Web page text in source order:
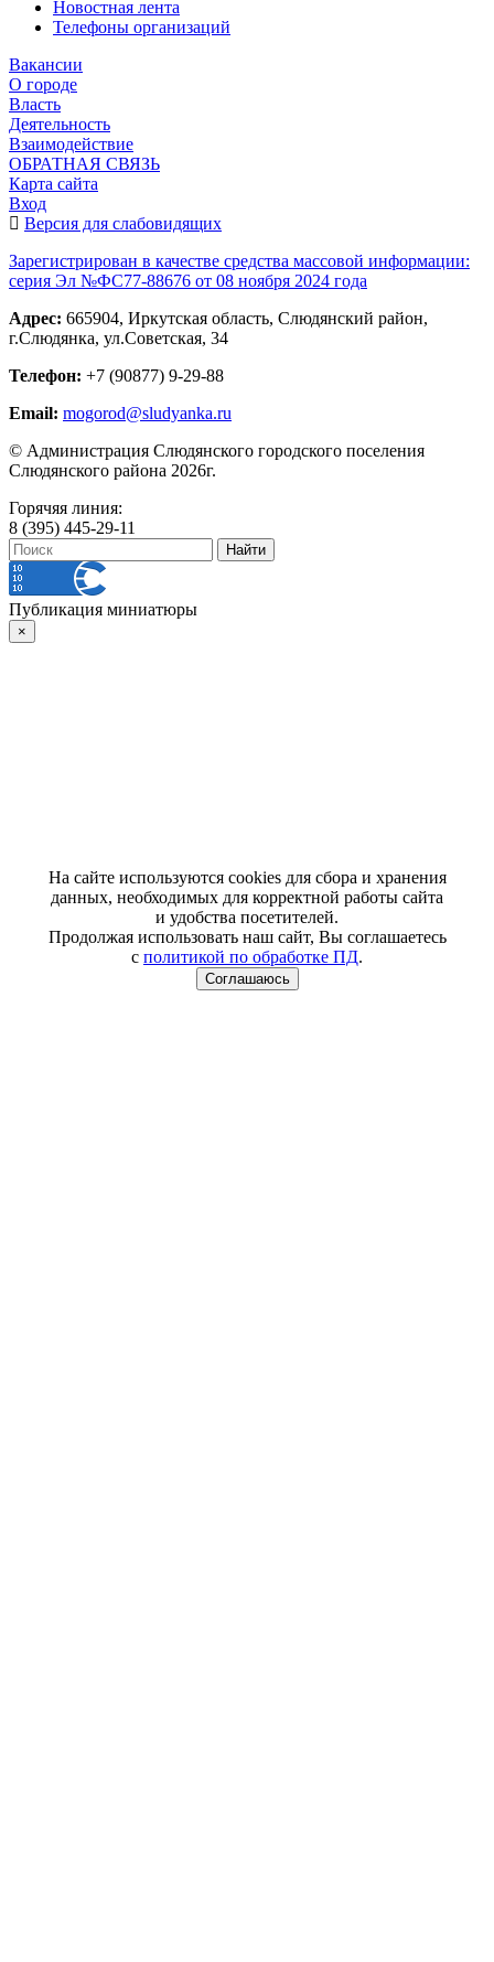
Новостная лента
Телефоны организаций
Вакансии
О городе
Власть
Деятельность
Взаимодействие
ОБРАТНАЯ СВЯЗЬ
Карта сайта
Вход
Версия для слабовидящих
Зарегистрирован в качестве средства массовой информации:
серия Эл №ФС77-88676 от 08 ноября 2024 года
Адрес: 665904, Иркутская область, Слюдянский район,
г.Слюдянка, ул.Советская, 34
Телефон: +7 (90877) 9-29-88
Email: mogorod@sludyanka.ru
© Администрация Слюдянского городского поселения
Слюдянского района 2026г.
Горячяя линия:
8 (395) 445-29-11
Публикация миниатюры
×
На сайте используются cookies для сбора и хранения
данных, необходимых для корректной работы сайта
и удобства посетителей.
Продолжая использовать наш сайт, Вы соглашаетесь
с политикой по обработке ПД.
Соглашаюсь